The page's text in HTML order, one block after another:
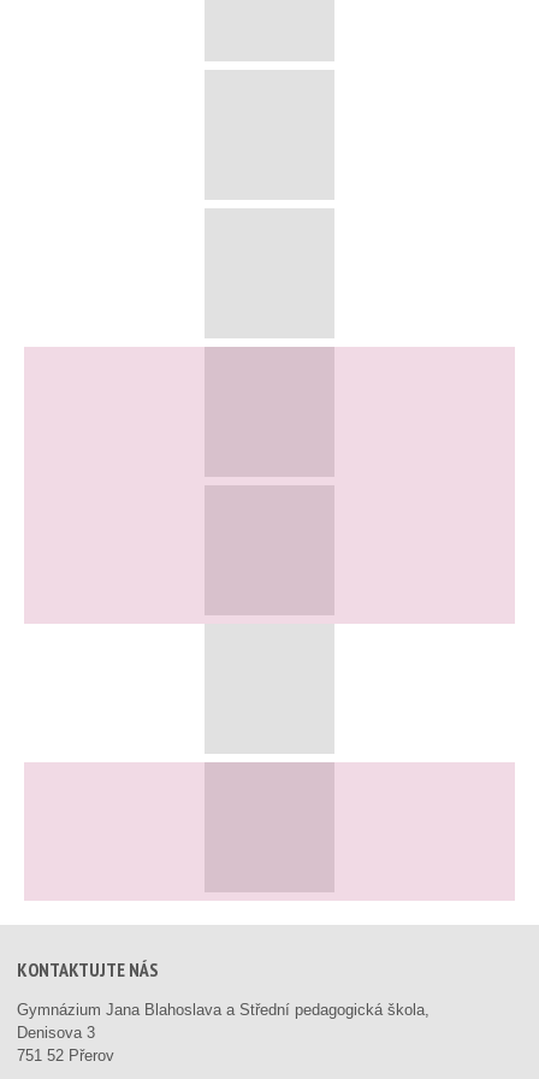
KONTAKTUJTE NÁS
Gymnázium Jana Blahoslava a Střední pedagogická škola,
Denisova 3
751 52 Přerov